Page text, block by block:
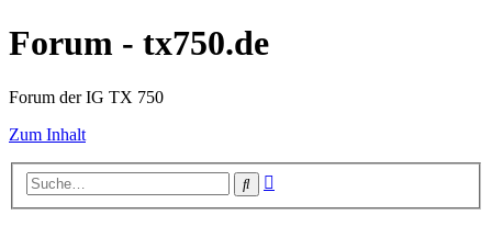
Forum - tx750.de
Forum der IG TX 750
Zum Inhalt
Suche